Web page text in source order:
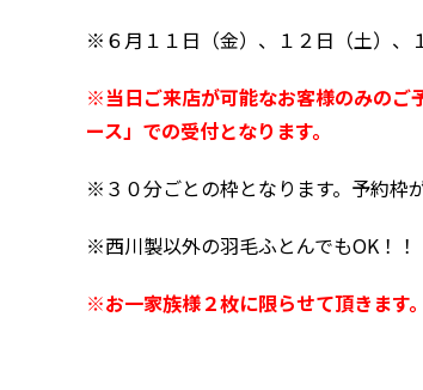
※６月１１日（金）、１２日（土）、
※当日ご来店が可能なお客様のみのご
ース」での受付となります。
※３０分ごとの枠となります。予約枠
※西川製以外の羽毛ふとんでもOK！
※お一家族様２枚に限らせて頂きます。